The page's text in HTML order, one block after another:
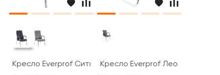
Кресло Everprof Сити / CityКресло Everprof Лео СФ / Leo